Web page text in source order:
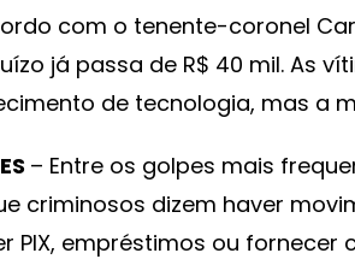
com o tenente-coronel
já passa de R$ 40 mil. As
de tecnologia, mas a
– Entre os golpes mais
criminosos dizem haver
PIX, empréstimos ou fornecer